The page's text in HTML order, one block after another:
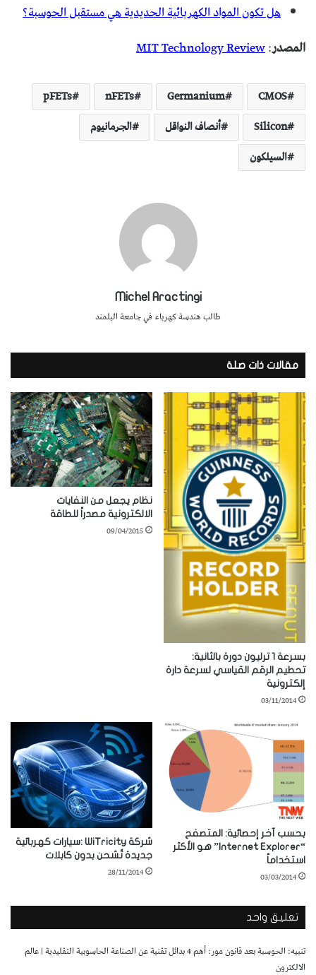
هل تكون المواد الكهربائية الحديدية هي مستقبل الحوسبة؟
المصدر:
MIT Technology Review
CMOS
Germanium
nFETs
pFETs
Silicon
أنصاف النواقل
الجرمانيوم
السيلكون
Michel Aractingi
طالب هندسة كهرباء في جامعة البلمند
مقالات ذات صلة
بسرعة 1 ترليون دورة بالثانية:
تحطيم الرقم القياسي لسرعة دارة
إلكترونية
03/11/2014
نظام يجعل من النفايات
الالكترونية مصدراً للطاقة
09/04/2015
بحسب آخر إحصائية: المتصفح
“Internet Explorer” هو الأكثر
استخداماً
03/03/2014
شركة WiTricity :سيارات كهربائية
جديدة تُشحن بدون كابلات
28/11/2014
تعليق واحد
تنبيه:
الحوسبة بعد قانون مور: أهم 4 بدائل تقنية عن الصناعة الحاسوبية التقليدية | عالم
الالكترون